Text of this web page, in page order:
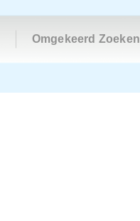
Omgekeerd Zoeken